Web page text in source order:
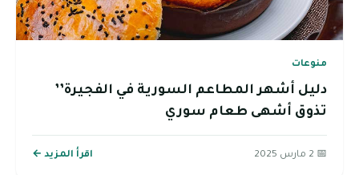
منوعات
دليل أشهر المطاعم السورية في الفجيرة’’
تذوق أشهى طعام سوري
📅 2 مارس 2025 اقرأ المزيد ←